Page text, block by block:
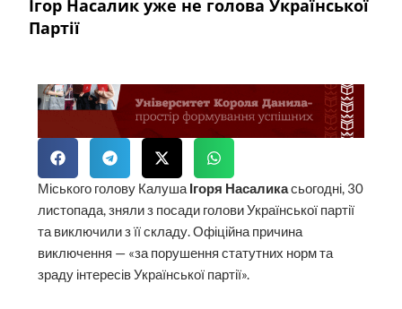
Ігор Насалик уже не голова Української
Партії
Міського голову Калуша Ігоря Насаликасьогодні, 30
листопада, зняли з посади голови Української партії
та виключили з її складу. Офіційна причина
виключення — «за порушення статутних норм та
зраду інтересів Української партії».